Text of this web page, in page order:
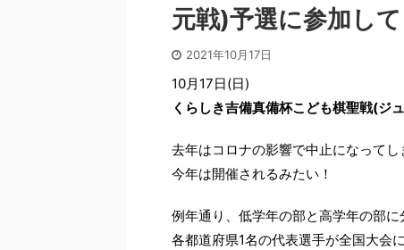
元戦)予選に参加し
2021年10月17日
10月17日(日)
くらしき吉備真備杯こども棋聖戦(ジ
去年はコロナの影響で中止になってし
今年は開催されるみたい！
例年通り、低学年の部と高学年の部に
各都道府県1名の代表選手が全国大会